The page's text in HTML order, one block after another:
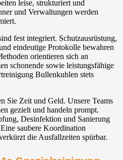
leise, strukturiert und
und Verwaltungen werden
fest integriert. Schutzausrüstung,
eindeutige Protokolle bewahren
orientieren sich an
schonende sowie leistungsfähige
Bullenkuhlen stets
Sie Zeit und Geld. Unsere Teams
gezielt und handeln prompt.
Desinfektion und Sanierung
saubere Koordination
die Ausfallzeiten spürbar.